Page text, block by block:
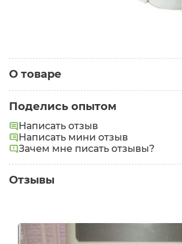
О товаре
Поделись опытом
Написать отзыв
Написать мини отзыв
Зачем мне писать отзывы?
Отзывы